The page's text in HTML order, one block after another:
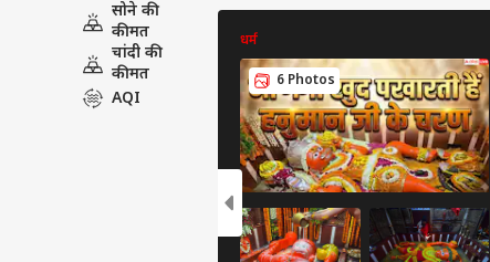
सोने की
कीमत
चांदी की
कीमत
AQI
धर्म
6 Photos